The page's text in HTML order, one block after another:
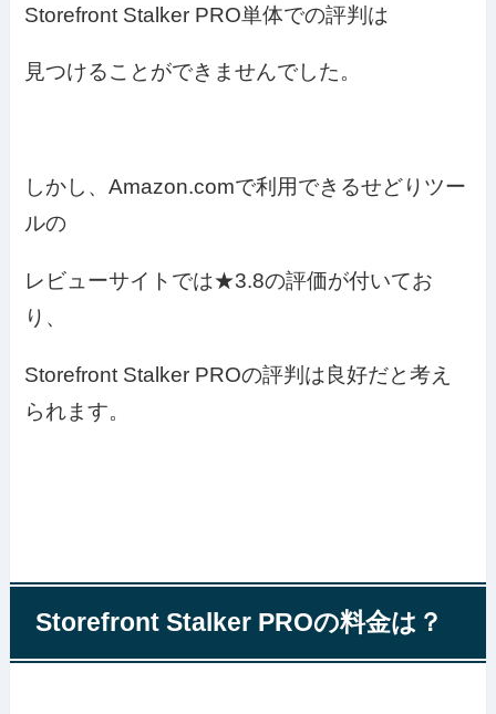
Storefront Stalker PRO単体での評判は
見つけることができませんでした。
しかし、Amazon.comで利用できるせどりツー
ルの
レビューサイトでは★3.8の評価が付いてお
り、
Storefront Stalker PROの評判は良好だと考え
られます。
Storefront Stalker PROの料金は？